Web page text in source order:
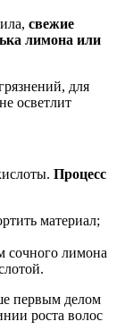
свежие
лимона или
для
осветлит
Процесс
материал;
сочного лимона
первым делом
роста волос